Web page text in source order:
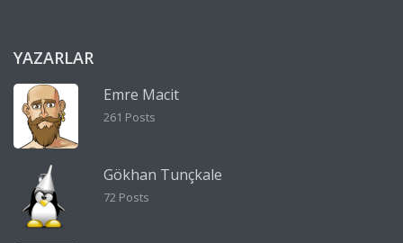
YAZARLAR
Emre Macit
261 Posts
Gökhan Tunçkale
72 Posts